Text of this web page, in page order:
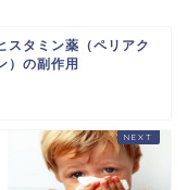
スタミン薬（ペリアク
）の副作用